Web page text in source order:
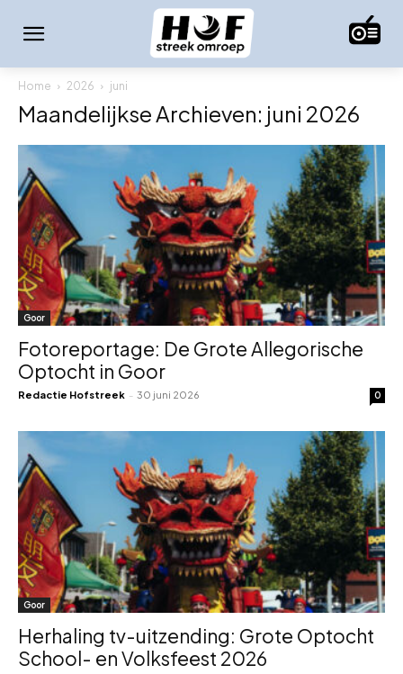
Home 2026 juni
Maandelijkse Archieven: juni 2026
Goor
Fotoreportage: De Grote Allegorische
Optocht in Goor
Redactie Hofstreek - 30 juni 2026 0
Goor
Herhaling tv-uitzending: Grote Optocht
School- en Volksfeest 2026